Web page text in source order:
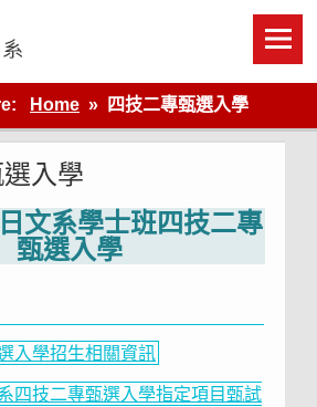
站
Home 四技二專甄選入學
入學
文系學士班四技二專
甄選入學
入學招生相關資訊
四技二專甄選入學指定項目甄試